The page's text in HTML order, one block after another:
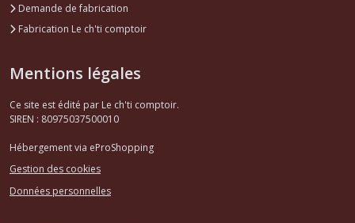
Demande de fabrication
Fabrication Le ch'ti comptoir
Mentions légales
Ce site est édité par Le ch'ti comptoir.
SIREN : 80975037500010
Hébergement via eProShopping
Gestion des cookies
Données personnelles